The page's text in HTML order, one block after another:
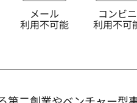
メール
利用不可能
コンビニ
利用不可